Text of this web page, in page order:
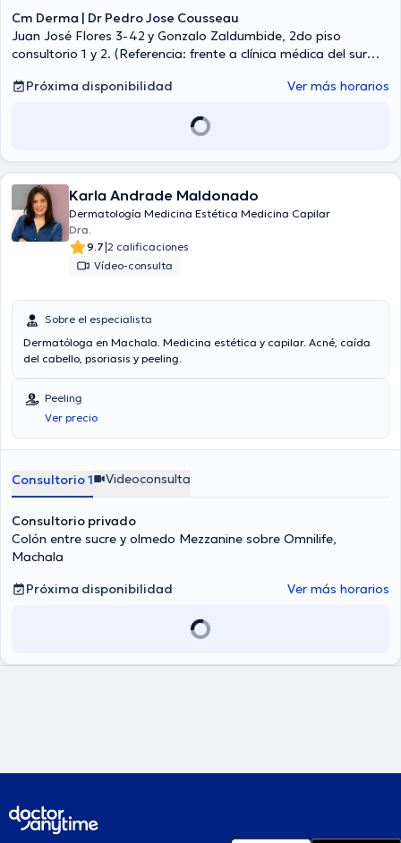
Cm Derma | Dr Pedro Jose Cousseau
Juan José Flores 3-42 y Gonzalo Zaldumbide, 2do piso
consultorio 1 y 2. (Referencia: frente a clínica médica del sur
Próxima disponibilidad
Ver más horarios
Karla Andrade Maldonado
Dermatología Medicina Estética Medicina Capilar
Dra.
9.7|2 calificaciones
Vídeo-consulta
Sobre el especialista
Dermatóloga en Machala. Medicina estética y capilar. Acné, caída
del cabello, psoriasis y peeling.
Peeling
Ver precio
Consultorio 1 Videoconsulta
Consultorio privado
Colón entre sucre y olmedo Mezzanine sobre Omnilife,
Machala
Próxima disponibilidad
Ver más horarios